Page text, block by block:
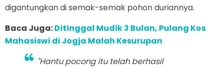
digantungkan di semak-semak pohon duriannya.
Baca Juga:Ditinggal Mudik 3 Bulan, Pulang Kos
Mahasiswi di Jogja Malah Kesurupan
"Hantu pocong itu telah berhasil